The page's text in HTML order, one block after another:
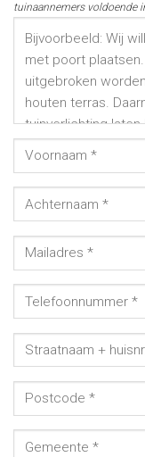
tuinaannemers voldoende